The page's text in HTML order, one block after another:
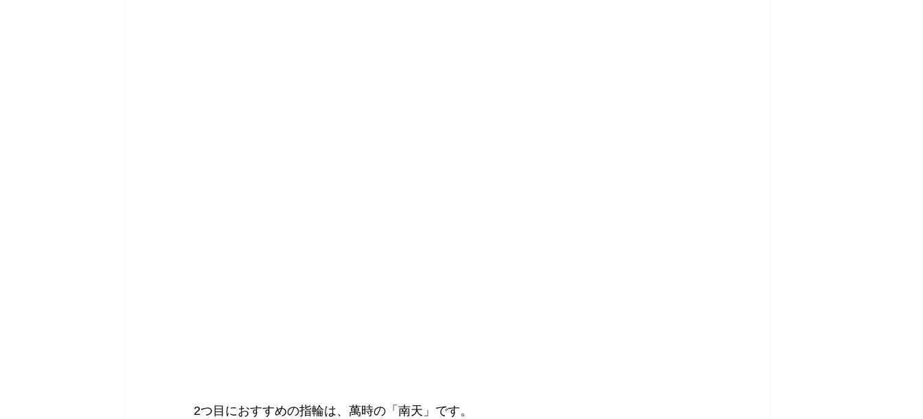
2つ目におすすめの指輪は、萬時の「南天」です。